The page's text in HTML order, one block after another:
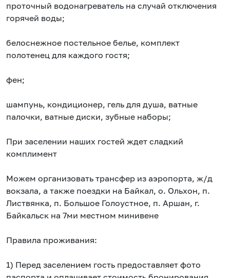
проточный водонагреватель на случай отключения
горячей воды;
белоснежное постельное белье, комплект
полотенец для каждого гостя;
фен;
шампунь, кондиционер, гель для душа, ватные
палочки, ватные диски, зубные наборы;
При заселении наших гостей ждет сладкий
комплимент
Можем организовать трансфер из аэропорта, ж/д
вокзала, а также поездки на Байкал, о. Ольхон, п.
Листвянка, п. Большое Голоустное, п. Аршан, г.
Байкальск на 7ми местном минивене
Правила проживания:
1) Перед заселением гость предоставляет фото